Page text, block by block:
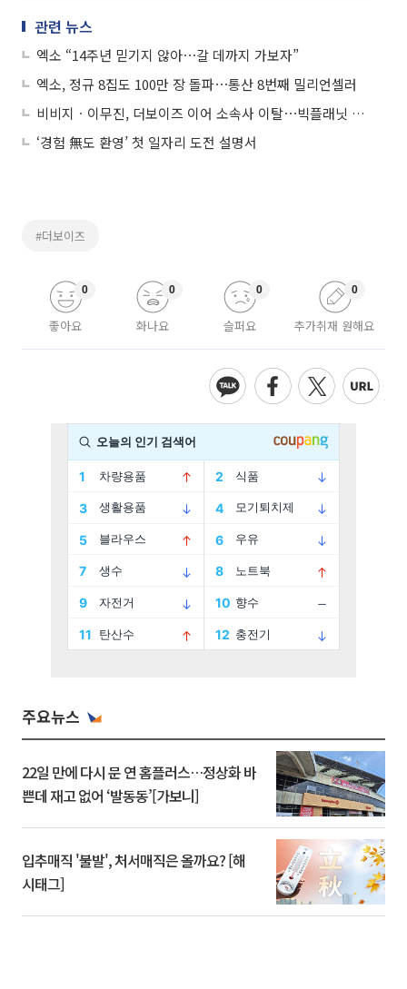
관련 뉴스
엑소 “14주년 믿기지 않아⋯갈 데까지 가보자”
엑소, 정규 8집도 100만 장 돌파⋯통산 8번째 밀리언셀러
비비지ㆍ이무진, 더보이즈 이어 소속사 이탈⋯빅플래닛 "최종 결론 아냐"
‘경험 無도 환영’ 첫 일자리 도전 설명서
#더보이즈
좋아요
0
화나요
0
슬퍼요
0
추가취재 원해요
0
주요뉴스
22일 만에 다시 문 연 홈플러스…정상화 바
쁜데 재고 없어 ‘발동동’[가보니]
입추매직 '불발', 처서매직은 올까요? [해
시태그]